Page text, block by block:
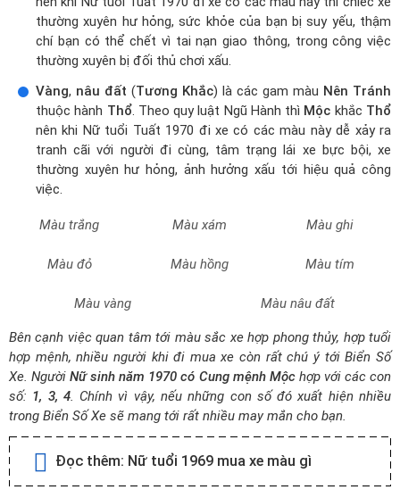
thường xuyên hư hỏng, sức khỏe của bạn bị suy yếu, thậm
chí bạn có thể chết vì tai nạn giao thông, trong công việc
thường xuyên bị đối thủ chơi xấu.
Vàng, nâu đất (Tương Khắc) là các gam màu Nên Tránh
thuộc hành Thổ. Theo quy luật Ngũ Hành thì Mộc khắc Thổ
nên khi Nữ tuổi Tuất 1970 đi xe có các màu này dễ xảy ra
tranh cãi với người đi cùng, tâm trạng lái xe bực bội, xe
thường xuyên hư hỏng, ảnh hưởng xấu tới hiệu quả công
việc.
Màu trắng Màu xám Màu ghi
Màu đỏ Màu hồng Màu tím
Màu vàng Màu nâu đất
Bên cạnh việc quan tâm tới màu sắc xe hợp phong thủy, hợp tuổi
hợp mệnh, nhiều người khi đi mua xe còn rất chú ý tới Biển Số
Xe. NgườiNữ sinh năm 1970 có Cung mệnh Mộchợp với các con
số: 1, 3, 4. Chính vì vậy, nếu những con số đó xuất hiện nhiều
trong Biển Số Xe sẽ mang tới rất nhiều may mắn cho bạn.
Đọc thêm: Nữ tuổi 1969 mua xe màu gì